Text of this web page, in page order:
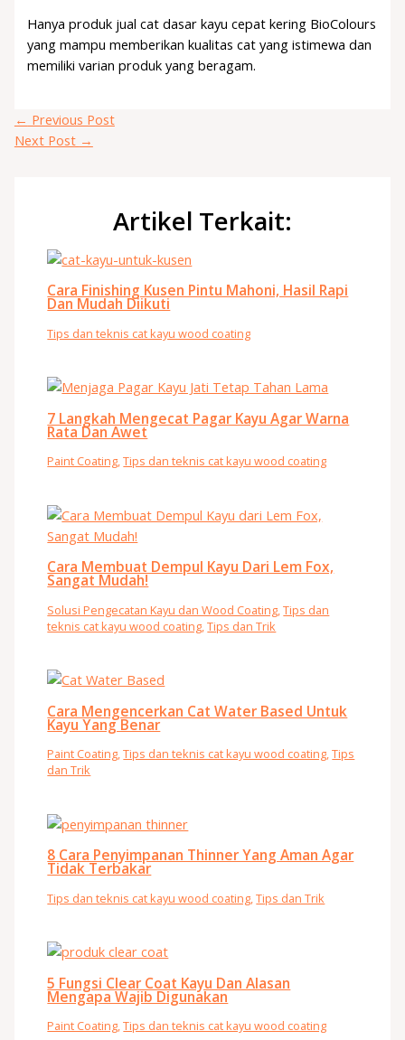
Hanya produk jual cat dasar kayu cepat kering BioColours
yang mampu memberikan kualitas cat yang istimewa dan
memiliki varian produk yang beragam.
← Previous Post
Next Post →
Artikel Terkait:
Cara Finishing Kusen Pintu Mahoni, Hasil Rapi
Dan Mudah Diikuti
Tips dan teknis cat kayu wood coating
7 Langkah Mengecat Pagar Kayu Agar Warna
Rata Dan Awet
Paint Coating,Tips dan teknis cat kayu wood coating
Cara Membuat Dempul Kayu Dari Lem Fox,
Sangat Mudah!
Solusi Pengecatan Kayu dan Wood Coating,Tips dan
teknis cat kayu wood coating,Tips dan Trik
Cara Mengencerkan Cat Water Based Untuk
Kayu Yang Benar
Paint Coating,Tips dan teknis cat kayu wood coating,Tips
dan Trik
8 Cara Penyimpanan Thinner Yang Aman Agar
Tidak Terbakar
Tips dan teknis cat kayu wood coating,Tips dan Trik
5 Fungsi Clear Coat Kayu Dan Alasan
Mengapa Wajib Digunakan
Paint Coating,Tips dan teknis cat kayu wood coating